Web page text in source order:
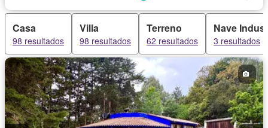
Casa
98 resultados
Villa
98 resultados
Terreno
62 resultados
Nave
3 resultados